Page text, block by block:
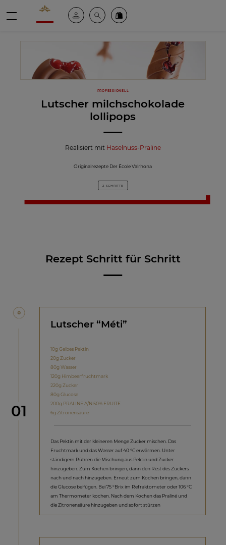
Valrhona - Imaginons le meilleur du chocolat
Mein kontoSuche Valrhona Collection
PROFESSIONELL
Lutscher milchschokolade
lollipops
Realisiert mit Haselnuss-Praline
Originalrezepte Der École Valrhona
2 SCHRITTE
Rezept Schritt für Schritt
Schritt
01
Lutscher “Méti”
10g Gelbes Pektin
20g Zucker
80g Wasser
120g Himbeerfruchtmark
220g Zucker
80g Glucose
200g PRALINE A/N 50% FRUITE
6g Zitronensäure
Das Pektin mit der kleineren Menge Zucker mischen. Das
Fruchtmark und das Wasser auf 40 °C erwärmen. Unter
ständigem Rühren die Mischung aus Pektin und Zucker
hinzugeben. Zum Kochen bringen, dann den Rest des Zuckers
nach und nach hinzugeben. Erneut zum Kochen bringen, dann
die Glucose beifügen. Bei 75 °Brix im Refraktometer oder 106 °C
am Thermometer kochen. Nach dem Kochen das Praliné und
die Zitronensäure hinzugeben und sofort stürzen